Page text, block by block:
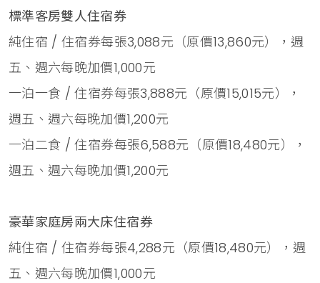
標準客房雙人住宿券
純住宿 / 住宿券每張3,088元（原價13,860元），週
五、週六每晚加價1,000元
一泊一食 / 住宿券每張3,888元（原價15,015元），
週五、週六每晚加價1,200元
一泊二食 / 住宿券每張6,588元（原價18,480元），
週五、週六每晚加價1,200元
豪華家庭房兩大床住宿券
純住宿 / 住宿券每張4,288元（原價18,480元），週
五、週六每晚加價1,000元